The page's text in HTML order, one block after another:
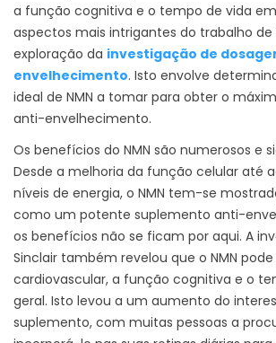
a função cognitiva e o tempo de vida
aspectos mais intrigantes do trabalho de
exploração da investigação de
envelhecimento. Isto envolve
ideal de NMN a tomar para obter o
anti-envelhecimento.
Os benefícios do NMN são numerosos e
Desde a melhoria da função celular até
níveis de energia, o NMN tem-se
como um potente suplemento anti-
os benefícios não se ficam por aqui. A
Sinclair também revelou que o NMN
cardiovascular, a função cognitiva e o
geral. Isto levou a um aumento do
suplemento, com muitas pessoas a